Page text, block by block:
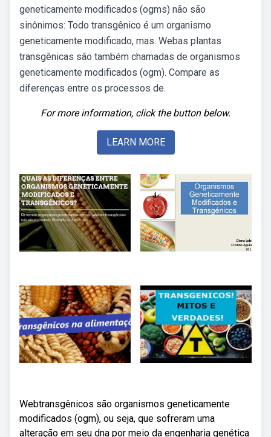
geneticamente modificados (ogms) não são
sinônimos: Todo transgênico é um organismo
geneticamente modificado, mas. Webas plantas
transgênicas são também chamadas de organismos
geneticamente modificados (ogm). Compare as
diferenças entre os processos de.
For more information, click the button below.
LEARN MORE
Webtransgênicos são organismos geneticamente
modificados (ogm), ou seja, que sofreram uma
alteração em seu dna por meio da engenharia genética